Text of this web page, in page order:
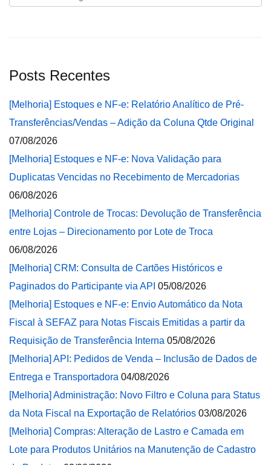
Posts Recentes
[Melhoria] Estoques e NF-e: Relatório Analítico de Pré-
Transferências/Vendas – Adição da Coluna Qtde Original
07/08/2026
[Melhoria] Estoques e NF-e: Nova Validação para
Duplicatas Vencidas no Recebimento de Mercadorias
06/08/2026
[Melhoria] Controle de Trocas: Devolução de Transferência
entre Lojas – Direcionamento por Lote de Troca
06/08/2026
[Melhoria] CRM: Consulta de Cartões Históricos e
Paginados do Participante via API 05/08/2026
[Melhoria] Estoques e NF-e: Envio Automático da Nota
Fiscal à SEFAZ para Notas Fiscais Emitidas a partir da
Requisição de Transferência Interna 05/08/2026
[Melhoria] API: Pedidos de Venda – Inclusão de Dados de
Entrega e Transportadora 04/08/2026
[Melhoria] Administração: Novo Filtro e Coluna para Status
da Nota Fiscal na Exportação de Relatórios 03/08/2026
[Melhoria] Compras: Alteração de Lastro e Camada em
Lote para Produtos Unitários na Manutenção de Cadastro